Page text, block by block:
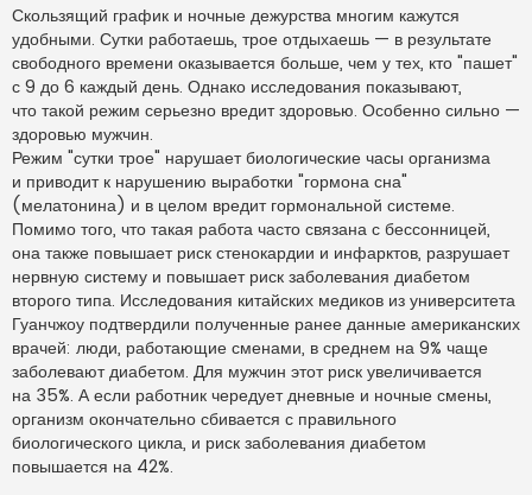
п
р
о
ч
и
т
н
н
о
е
с
о
б
е
н
и
е
Скользящий график и ночные дежурства многим кажутся
удобными. Сутки работаешь, трое отдыхаешь — в результате
свободного времени оказывается больше, чем у тех, кто "пашет"
с 9 до 6 каждый день. Однако исследования показывают,
что такой режим серьезно вредит здоровью. Особенно сильно —
здоровью мужчин.
Режим "сутки трое" нарушает биологические часы организма
и приводит к нарушению выработки "гормона сна"
(мелатонина) и в целом вредит гормональной системе.
Помимо того, что такая работа часто связана с бессонницей,
она также повышает риск стенокардии и инфарктов, разрушает
нервную систему и повышает риск заболевания диабетом
второго типа. Исследования китайских медиков из университета
Гуанчжоу подтвердили полученные ранее данные американских
врачей: люди, работающие сменами, в среднем на 9% чаще
заболевают диабетом. Для мужчин этот риск увеличивается
на 35%. А если работник чередует дневные и ночные смены,
организм окончательно сбивается с правильного
биологического цикла, и риск заболевания диабетом
повышается на 42%.